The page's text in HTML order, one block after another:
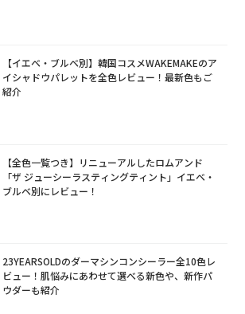
【イエベ・ブルベ別】韓国コスメWAKEMAKEのア
イシャドウパレットを全色レビュー！最新色もご
紹介
【全色一覧つき】リニューアルしたロムアンド
「ザ ジューシーラスティングティント」イエベ・
ブルベ別にレビュー！
23YEARSOLDのダーマシンコンシーラー全10色レ
ビュー！肌悩みにあわせて選べる新色や、新作パ
ウダーも紹介